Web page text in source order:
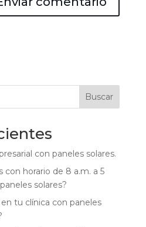
Buscar
con paneles solares.
con horario de 8 a.m. a 5
solares?
tu clínica con paneles